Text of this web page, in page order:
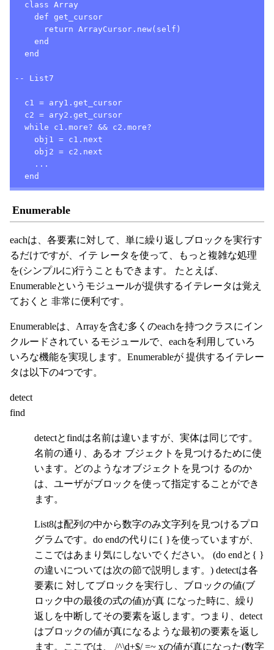
  class Array
    def get_cursor
      return ArrayCursor.new(self)
    end
  end
-- List7
  c1 = ary1.get_cursor
  c2 = ary2.get_cursor
  while c1.more? && c2.more?
    obj1 = c1.next
    obj2 = c2.next
    ...
  end
Enumerable
eachは、各要素に対して、単に繰り返しブロックを実行す
るだけですが、イテ レータを使って、もっと複雑な処理
を(シンプルに)行うこともできます。 たとえば、
Enumerableというモジュールが提供するイテレータは覚え
ておくと 非常に便利です。
Enumerableは、Arrayを含む多くのeachを持つクラスにイン
クルードされてい るモジュールで、eachを利用していろ
いろな機能を実現します。Enumerableが 提供するイテレー
タは以下の4つです。
detect
find
detectとfindは名前は違いますが、実体は同じです。
名前の通り、あるオ ブジェクトを見つけるために使
います。どのようなオブジェクトを見つけ るのか
は、ユーザがブロックを使って指定することができ
ます。
List8は配列の中から数字のみ文字列を見つけるプロ
グラムです。do endの代りに{ }を使っていますが、
ここではあまり気にしないでください。 (do endと{ }
の違いについては次の節で説明します。) detectは各
要素に 対してブロックを実行し、ブロックの値(ブ
ロック中の最後の式の値)が真 になった時に、繰り
返しを中断してその要素を返します。つまり、detect
はブロックの値が真になるような最初の要素を返し
ます。ここでは、 /^\d+$/ =~ xの値が真になった(数字